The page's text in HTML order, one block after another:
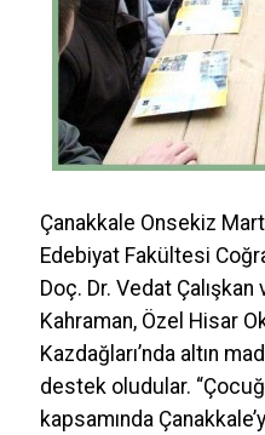
Çanakkale Onsekiz
Edebiyat Fakültesi
Doç. Dr. Vedat
Kahraman, Özel Hisar
Kazdağları’nda altın
destek oludular.
kapsamında